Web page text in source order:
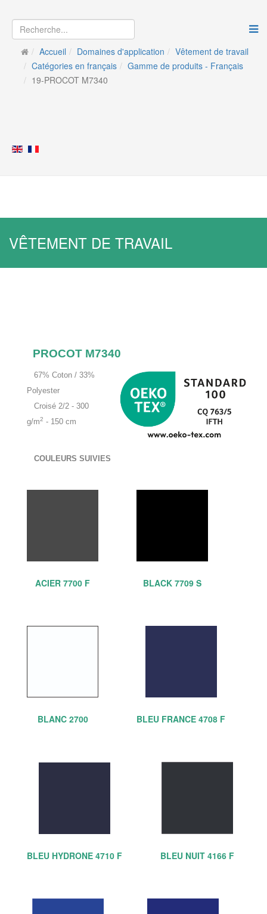
Accueil Domaines d'application
Vêtement de travail
Catégories en français
Gamme de produits - Français
19-PROCOT M7340
VÊTEMENT DE TRAVAIL
PROCOT M7340
67% Coton / 33%
Polyester
Croisé 2/2 - 300
g/m2 - 150 cm
COULEURS SUIVIES
ACIER 7700 F BLACK 7709 S
BLANC 2700 BLEU FRANCE 4708 F
BLEU HYDRONE 4710 F BLEU NUIT 4166 F